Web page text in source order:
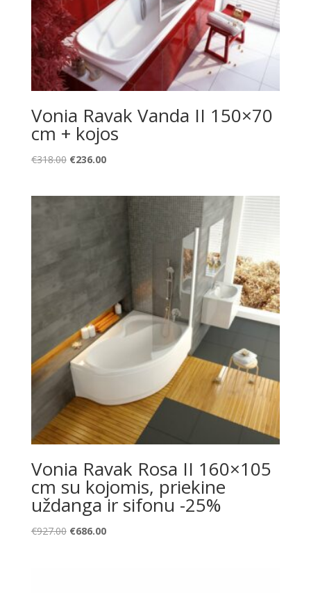
Vonia Ravak Vanda II 150×70
cm + kojos
€318.00 Original
€236.00Current
Vonia Ravak Rosa II 160×105
cm su kojomis, priekine
uždanga ir sifonu -25%
€927.00 Original
€686.00Current